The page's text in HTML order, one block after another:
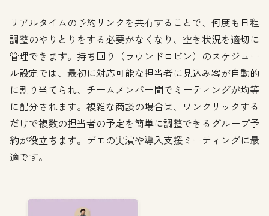
リアルタイムの予約リンクを共有することで、何度も日程
調整のやりとりをする必要がなくなり、空き状況を適切に
管理できます。持ち回り（ラウンドロビン）のスケジュー
ル設定では、最初に対応可能な担当者に見込み客が自動的
に割り当てられ、チームメンバー間でミーティングが均等
に配分されます。複雑な商談の場合は、ワンクリックする
だけで複数の担当者の予定を簡単に調整できるグループ予
約が役立ちます。デモの実演や導入支援ミーティングに最
適です。